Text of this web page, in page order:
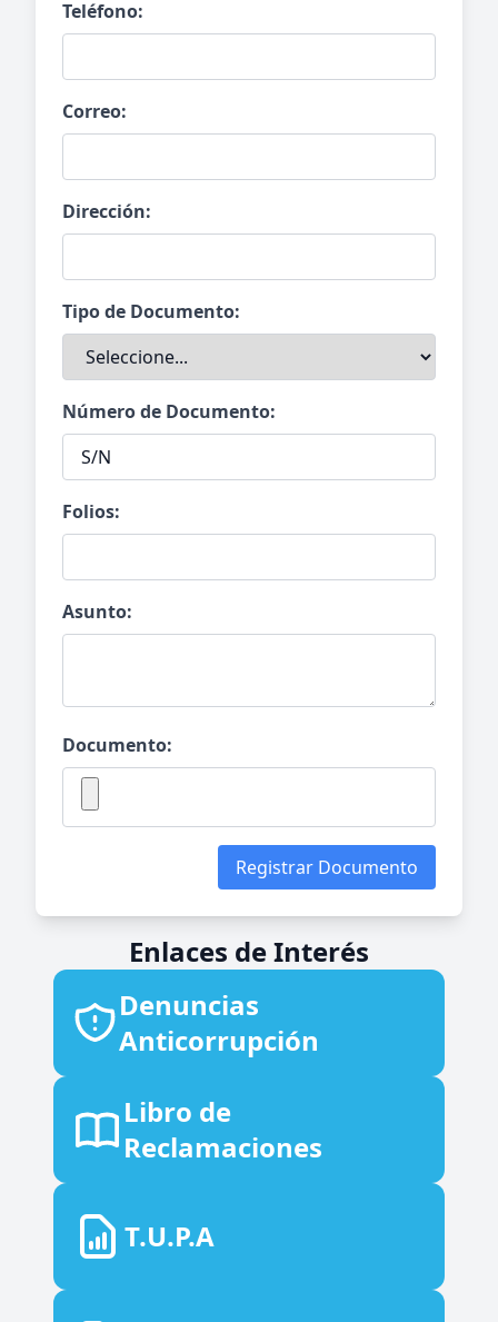
Teléfono:
Correo:
Dirección:
Tipo de Documento:
Número de Documento:
Folios:
Asunto:
Documento:
Registrar Documento
Enlaces de Interés
Denuncias
Anticorrupción
Libro de
Reclamaciones
T.U.P.A